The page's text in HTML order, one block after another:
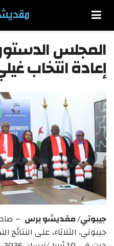
المجلس
إعادة انتخاب
جيبوتي/ مقديشو برس –
جيبوتي، الثلاثاء، على النتائج